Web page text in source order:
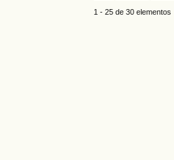
1 - 25 de 30